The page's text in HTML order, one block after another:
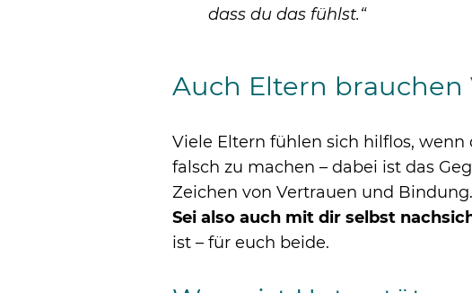
dass du das fühlst.“
Auch Eltern brauchen
Viele Eltern fühlen sich hilflos,
falsch zu machen – dabei ist das
Zeichen von Vertrauen und Bindung.
Sei also auch mit dir selbst
ist – für euch beide.